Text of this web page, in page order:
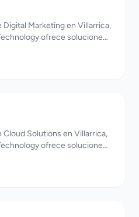
Marketing en Villarrica,
ofrece soluciones
Solutions en Villarrica,
ofrece soluciones